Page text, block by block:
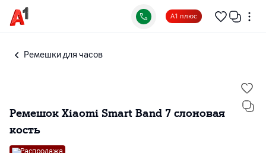
А1 плюс
Ремешки для часов
Ремешок Xiaomi Smart Band 7 слоновая
кость
Распродажа